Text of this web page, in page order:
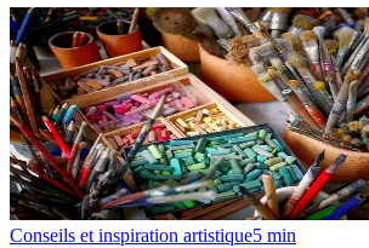
Conseils et inspiration artistique5 min